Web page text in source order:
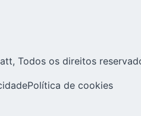
Todos os direitos
Política de cookies